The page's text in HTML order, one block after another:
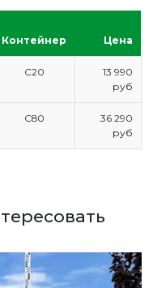
Контейнер Цена
С20
13 990
руб
С80
36 290
руб